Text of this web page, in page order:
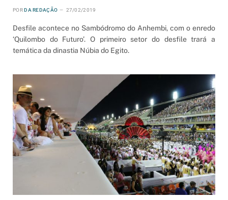
POR DA REDAÇÃO 27/02/2019
Desfile acontece no Sambódromo do Anhembi, com o enredo
‘Quilombo do Futuro’. O primeiro setor do desfile trará a
temática da dinastia Núbia do Egito.